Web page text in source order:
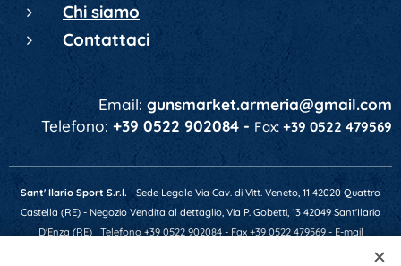
Chi siamo
Contattaci
Email: gunsmarket.armeria@gmail.com
Telefono: +39 0522 902084 - Fax: +39 0522 479569
Sant' Ilario Sport S.r.l. - Sede Legale Via Cav. di Vitt. Veneto, 11 42020 Quattro
Castella (RE) - Negozio Vendita al dettaglio, Via P. Gobetti, 13 42049 Sant'Ilario
D'Enza (RE) Telefono +39 0522 902084 - Fax +39 0522 479569 - E-mail
gunsmarket.armeria@gmail.com - P.IVA 01641520356 - Numero REA RE-201607 -